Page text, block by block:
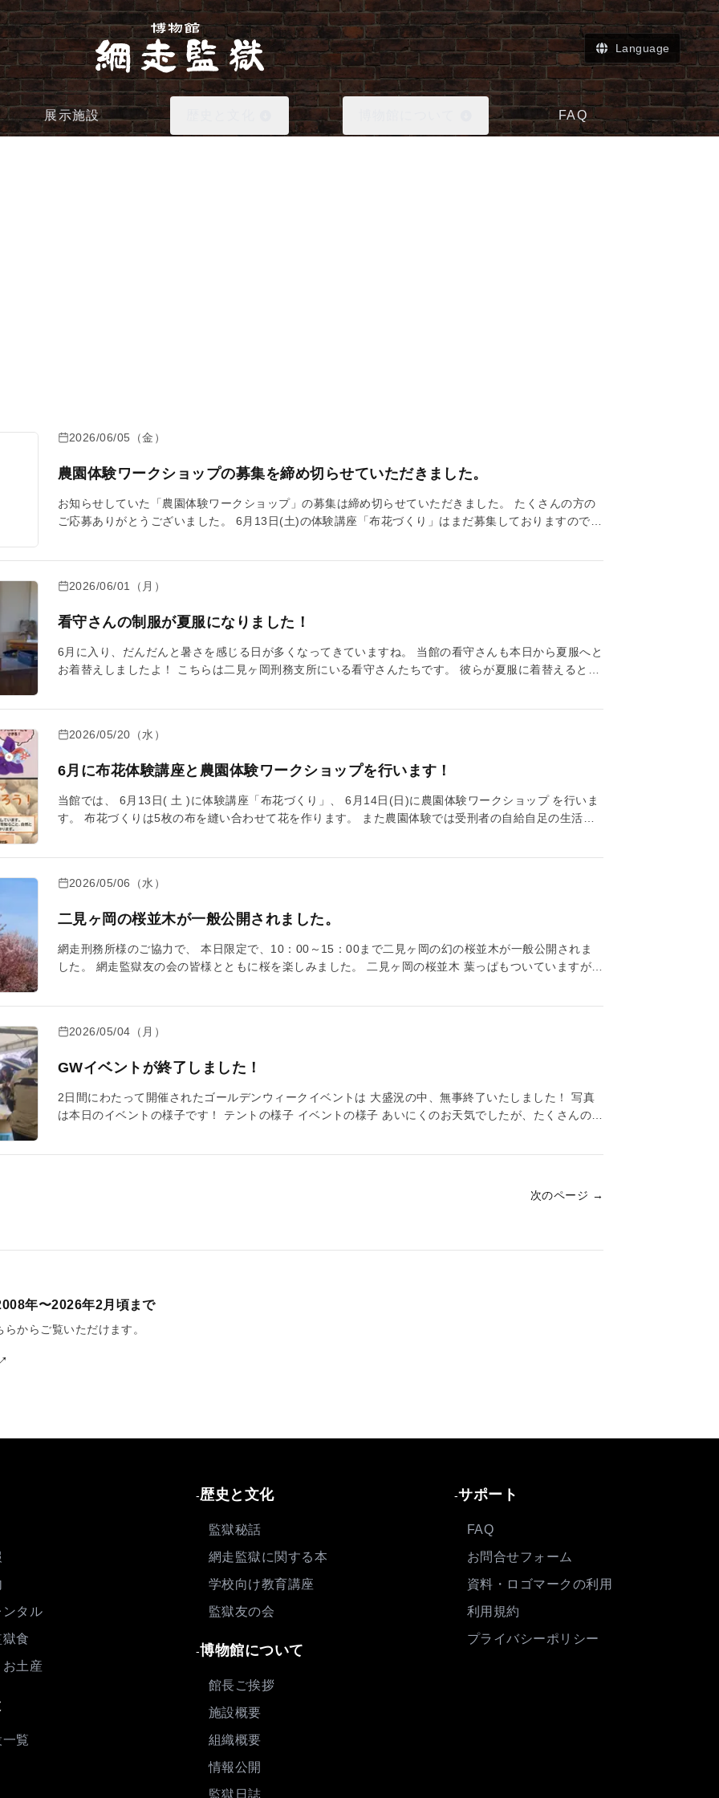
Language
展示施設 FAQ
2026/06/05（金）
農園体験ワークショップの募集を締め切らせていただきました。
お知らせしていた「農園体験ワークショップ」の募集は締め切らせていただきました。 たくさんの方の
ご応募ありがとうございました。 6月13日(土)の体験講座「布花づくり」はまだ募集しておりますので、
2026/06/01（月）
看守さんの制服が夏服になりました！
6月に入り、だんだんと暑さを感じる日が多くなってきていますね。 当館の看守さんも本日から夏服へと
お着替えしましたよ！ こちらは二見ヶ岡刑務支所にいる看守さんたちです。 彼らが夏服に着替えるとこ
2026/05/20（水）
6月に布花体験講座と農園体験ワークショップを行います！
当館では、 6月13日( 土 )に体験講座「布花づくり」、 6月14日(日)に農園体験ワークショップ を行いま
す。 布花づくりは5枚の布を縫い合わせて花を作ります。 また農園体験では受刑者の自給自足の生活に
2026/05/06（水）
二見ヶ岡の桜並木が一般公開されました。
網走刑務所様のご協力で、 本日限定で、10：00～15：00まで二見ヶ岡の幻の桜並木が一般公開されま
した。 網走監獄友の会の皆様とともに桜を楽しみました。 二見ヶ岡の桜並木 葉っぱもついていますが、
2026/05/04（月）
GWイベントが終了しました！
2日間にわたって開催されたゴールデンウィークイベントは 大盛況の中、無事終了いたしました！ 写真
は本日のイベントの様子です！ テントの様子 イベントの様子 あいにくのお天気でしたが、たくさんの方
次のページ →
年〜2026年2月頃まで
からご覧いただけます。
ンタル
食
土産
覧
-歴史と文化
監獄秘話
網走監獄に関する本
学校向け教育講座
監獄友の会
-博物館について
館長ご挨拶
施設概要
組織概要
情報公開
監獄日誌
-サポート
FAQ
お問合せフォーム
資料・ロゴマークの利用
利用規約
プライバシーポリシー